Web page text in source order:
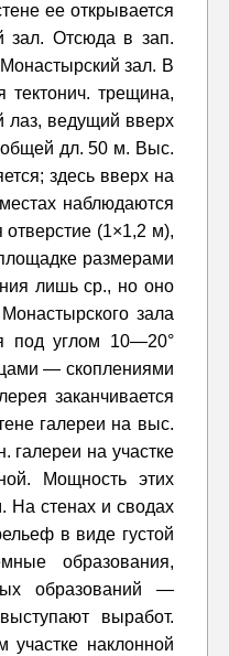
ее открывается
зал. Отсюда в зап.
зал. В
трещина,
лаз, ведущий вверх
общей дл. 50 м. Выс.
здесь вверх на
наблюдаются
отверстие (1×1,2 м),
размерами
лишь ср., но оно
зала
под углом 10—20°
— скоплениями
заканчивается
галереи на выс.
галереи на участке
Мощность этих
На стенах и сводах
в виде густой
образования,
образований —
выработ.
наклонной